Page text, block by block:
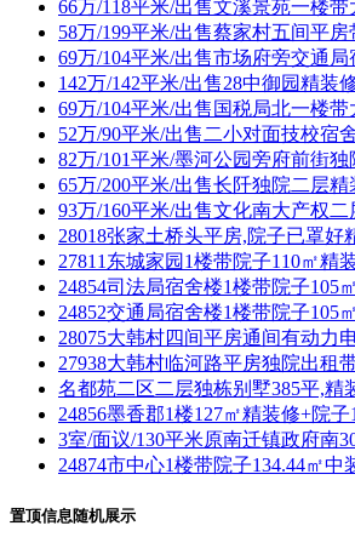
66万/118平米/出售文溪景苑一楼
58万/199平米/出售蔡家村五间平
69万/104平米/出售市场府旁交通
142万/142平米/出售28中御园精装
69万/104平米/出售国税局北一楼
52万/90平米/出售二小对面技校宿
82万/101平米/墨河公园旁府前街
65万/200平米/出售长阡独院二层
93万/160平米/出售文化南大产权
28018张家土桥头平房,院子已罩好
27811东城家园1楼带院子110㎡精
24854司法局宿舍楼1楼带院子105
24852交通局宿舍楼1楼带院子105
28075大韩村四间平房通间有动力
27938大韩村临河路平房独院出租
名都苑二区二层独栋别墅385平,精
24856墨香郡1楼127㎡精装修+院子
3室/面议/130平米原南迁镇政府南
24874市中心1楼带院子134.44㎡中
置顶信息随机展示